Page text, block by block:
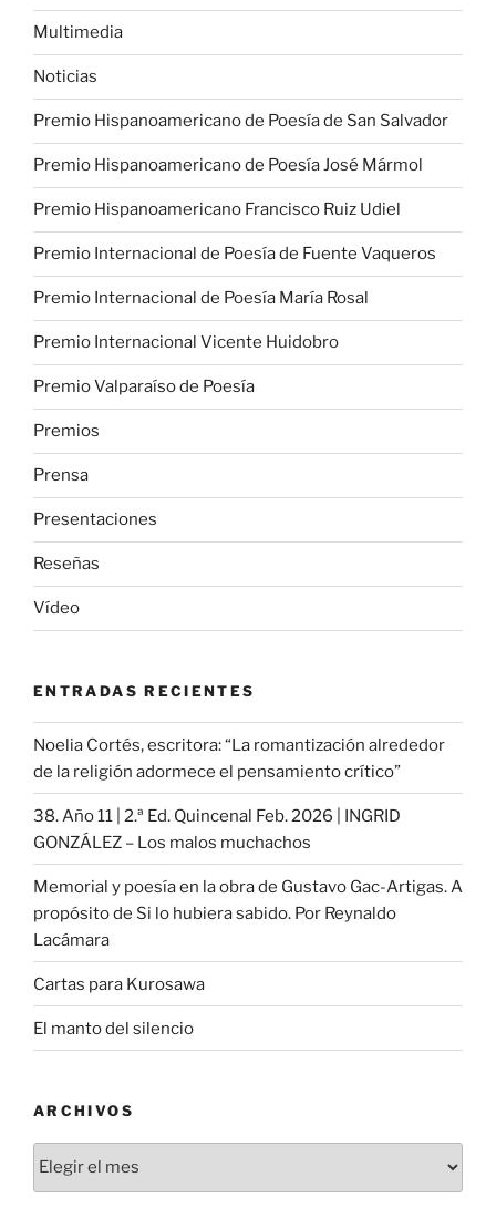
Multimedia
Noticias
Premio Hispanoamericano de Poesía de San Salvador
Premio Hispanoamericano de Poesía José Mármol
Premio Hispanoamericano Francisco Ruiz Udiel
Premio Internacional de Poesía de Fuente Vaqueros
Premio Internacional de Poesía María Rosal
Premio Internacional Vicente Huidobro
Premio Valparaíso de Poesía
Premios
Prensa
Presentaciones
Reseñas
Vídeo
ENTRADAS RECIENTES
Noelia Cortés, escritora: “La romantización alrededor
de la religión adormece el pensamiento crítico”
38. Año 11 | 2.ª Ed. Quincenal Feb. 2026 | INGRID
GONZÁLEZ – Los malos muchachos
Memorial y poesía en la obra de Gustavo Gac-Artigas. A
propósito de Si lo hubiera sabido. Por Reynaldo
Lacámara
Cartas para Kurosawa
El manto del silencio
ARCHIVOS